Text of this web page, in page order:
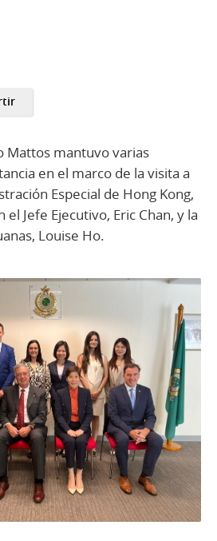
Mattos mantuvo varias
en el marco de la visita a
Especial de Hong Kong,
Jefe Ejecutivo, Eric Chan, y la
Louise Ho.